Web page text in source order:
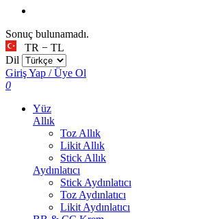
Sonuç bulunamadı.
TR − TL
Dil
Giriş Yap / Üye Ol
0
Yüz
Allık
Toz Allık
Likit Allık
Stick Allık
Aydınlatıcı
Stick Aydınlatıcı
Toz Aydınlatıcı
Likit Aydınlatıcı